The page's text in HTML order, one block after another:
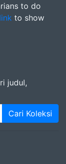
to do
to show
judul,
Cari Koleksi